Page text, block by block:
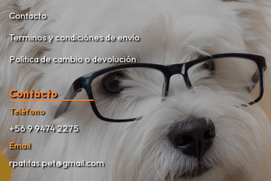
Contacto
Terminos y condiciónes de envío
Política de cambio o devolución
Contacto
Teléfono
+56 9 9474 2275
Email
rpatitas.pet@gmail.com